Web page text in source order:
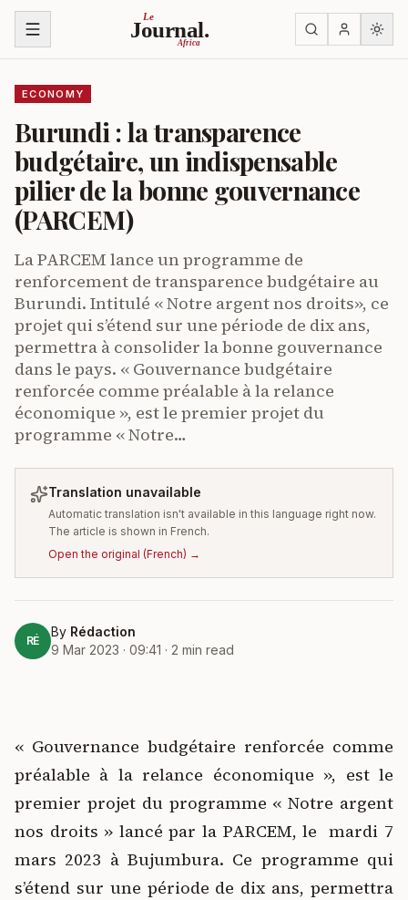
Skip to content Le
Journal.
Africa
ECONOMY
Burundi : la transparence
budgétaire, un indispensable
pilier de la bonne gouvernance
(PARCEM)
La PARCEM lance un programme de
renforcement de transparence budgétaire au
Burundi. Intitulé « Notre argent nos droits», ce
projet qui s’étend sur une période de dix ans,
permettra à consolider la bonne gouvernance
dans le pays. « Gouvernance budgétaire
renforcée comme préalable à la relance
économique », est le premier projet du
programme « Notre…
Translation unavailable
Automatic translation isn't available in this language right now.
The article is shown in French.
Open the original (French) →
RÉ
By Rédaction
9 Mar 2023 · 09:41 · 2 min read
« Gouvernance budgétaire renforcée comme
préalable à la relance économique », est le
premier projet du programme « Notre argent
nos droits » lancé par la PARCEM, le mardi 7
mars 2023 à Bujumbura. Ce programme qui
s’étend sur une période de dix ans, permettra